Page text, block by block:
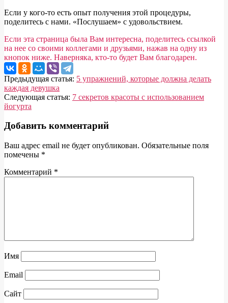
Если у кого-то есть опыт получения этой процедуры,
поделитесь с нами. «Послушаем» с удовольствием.
Если эта страница была Вам интересна, поделитесь ссылкой
на нее со своими коллегами и друзьями, нажав на одну из
кнопок ниже. Наверняка, кто-то будет Вам благодарен.
2014-
07-
23
Предыдущая статья: 5 упражнений, которые должна делать
каждая девушка
Следующая статья: 7 секретов красоты с использованием
йогурта
Добавить комментарий
Ваш адрес email не будет опубликован. Обязательные поля
помечены *
Комментарий *
Имя
Email
Сайт